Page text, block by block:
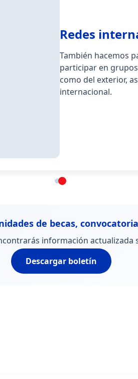
Redes
También hacemos
participar en
como del exterior,
internacional.
de becas,
información actualizada
Descargar boletín